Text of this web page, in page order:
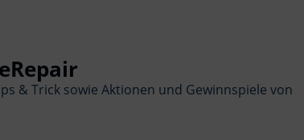
& Trick sowie Aktionen und Gewinnspiele von